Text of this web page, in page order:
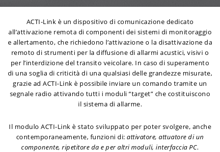
ACTI-Link è un dispositivo di comunicazione dedicato
all’attivazione remota di componenti dei sistemi di monitoraggio
e allertamento, che richiedono l’attivazione o la disattivazione da
remoto di strumenti per la diffusione di allarmi acustici, visivi o
per l’interdizione del transito veicolare. In caso di superamento
di una soglia di criticità di una qualsiasi delle grandezze misurate,
grazie ad ACTI-Link è possibile inviare un comando tramite un
segnale radio attivando tutti i moduli “target” che costituiscono
il sistema di allarme.
Il modulo ACTI-Link è stato sviluppato per poter svolgere, anche
contemporaneamente, funzioni di: attivatore, attuatore di un
componente, ripetitore da e per altri moduli, interfaccia PC.